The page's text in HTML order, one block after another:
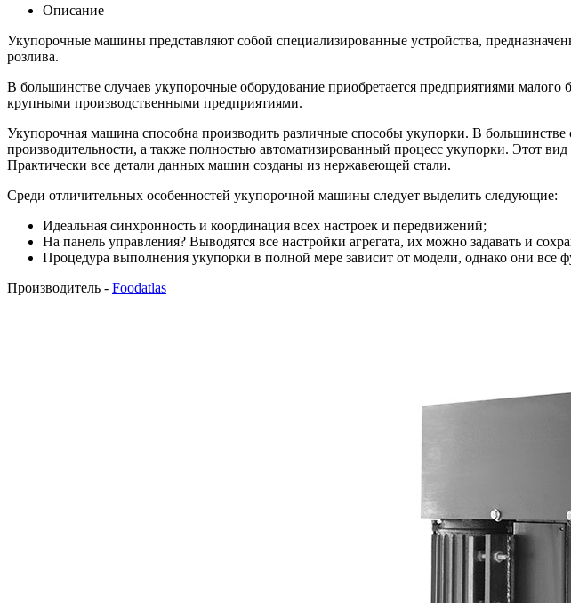
Описание
Укупорочные машины представляют собой специализированные устройства,
розлива.
В большинстве случаев укупорочные оборудование приобретается предприятиями
крупными производственными предприятиями.
Укупорочная машина способна производить различные способы укупорки. В
производительности, а также полностью автоматизированный процесс укупорки. Этот
Практически все детали данных машин созданы из нержавеющей стали.
Среди отличительных особенностей укупорочной машины следует выделить следующие:
Идеальная синхронность и координация всех настроек и передвижений;
На панель управления? Выводятся все настройки агрегата, их можно задавать и
Процедура выполнения укупорки в полной мере зависит от модели, однако они
Производитель - Foodatlas